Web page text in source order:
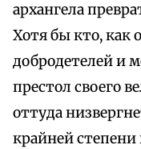
архангела
Хотя бы кто, как
добродетелей и
престол своего
оттуда
крайней